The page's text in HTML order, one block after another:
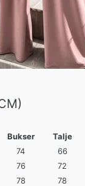
Bukser Talje
74 66
76 72
78 78